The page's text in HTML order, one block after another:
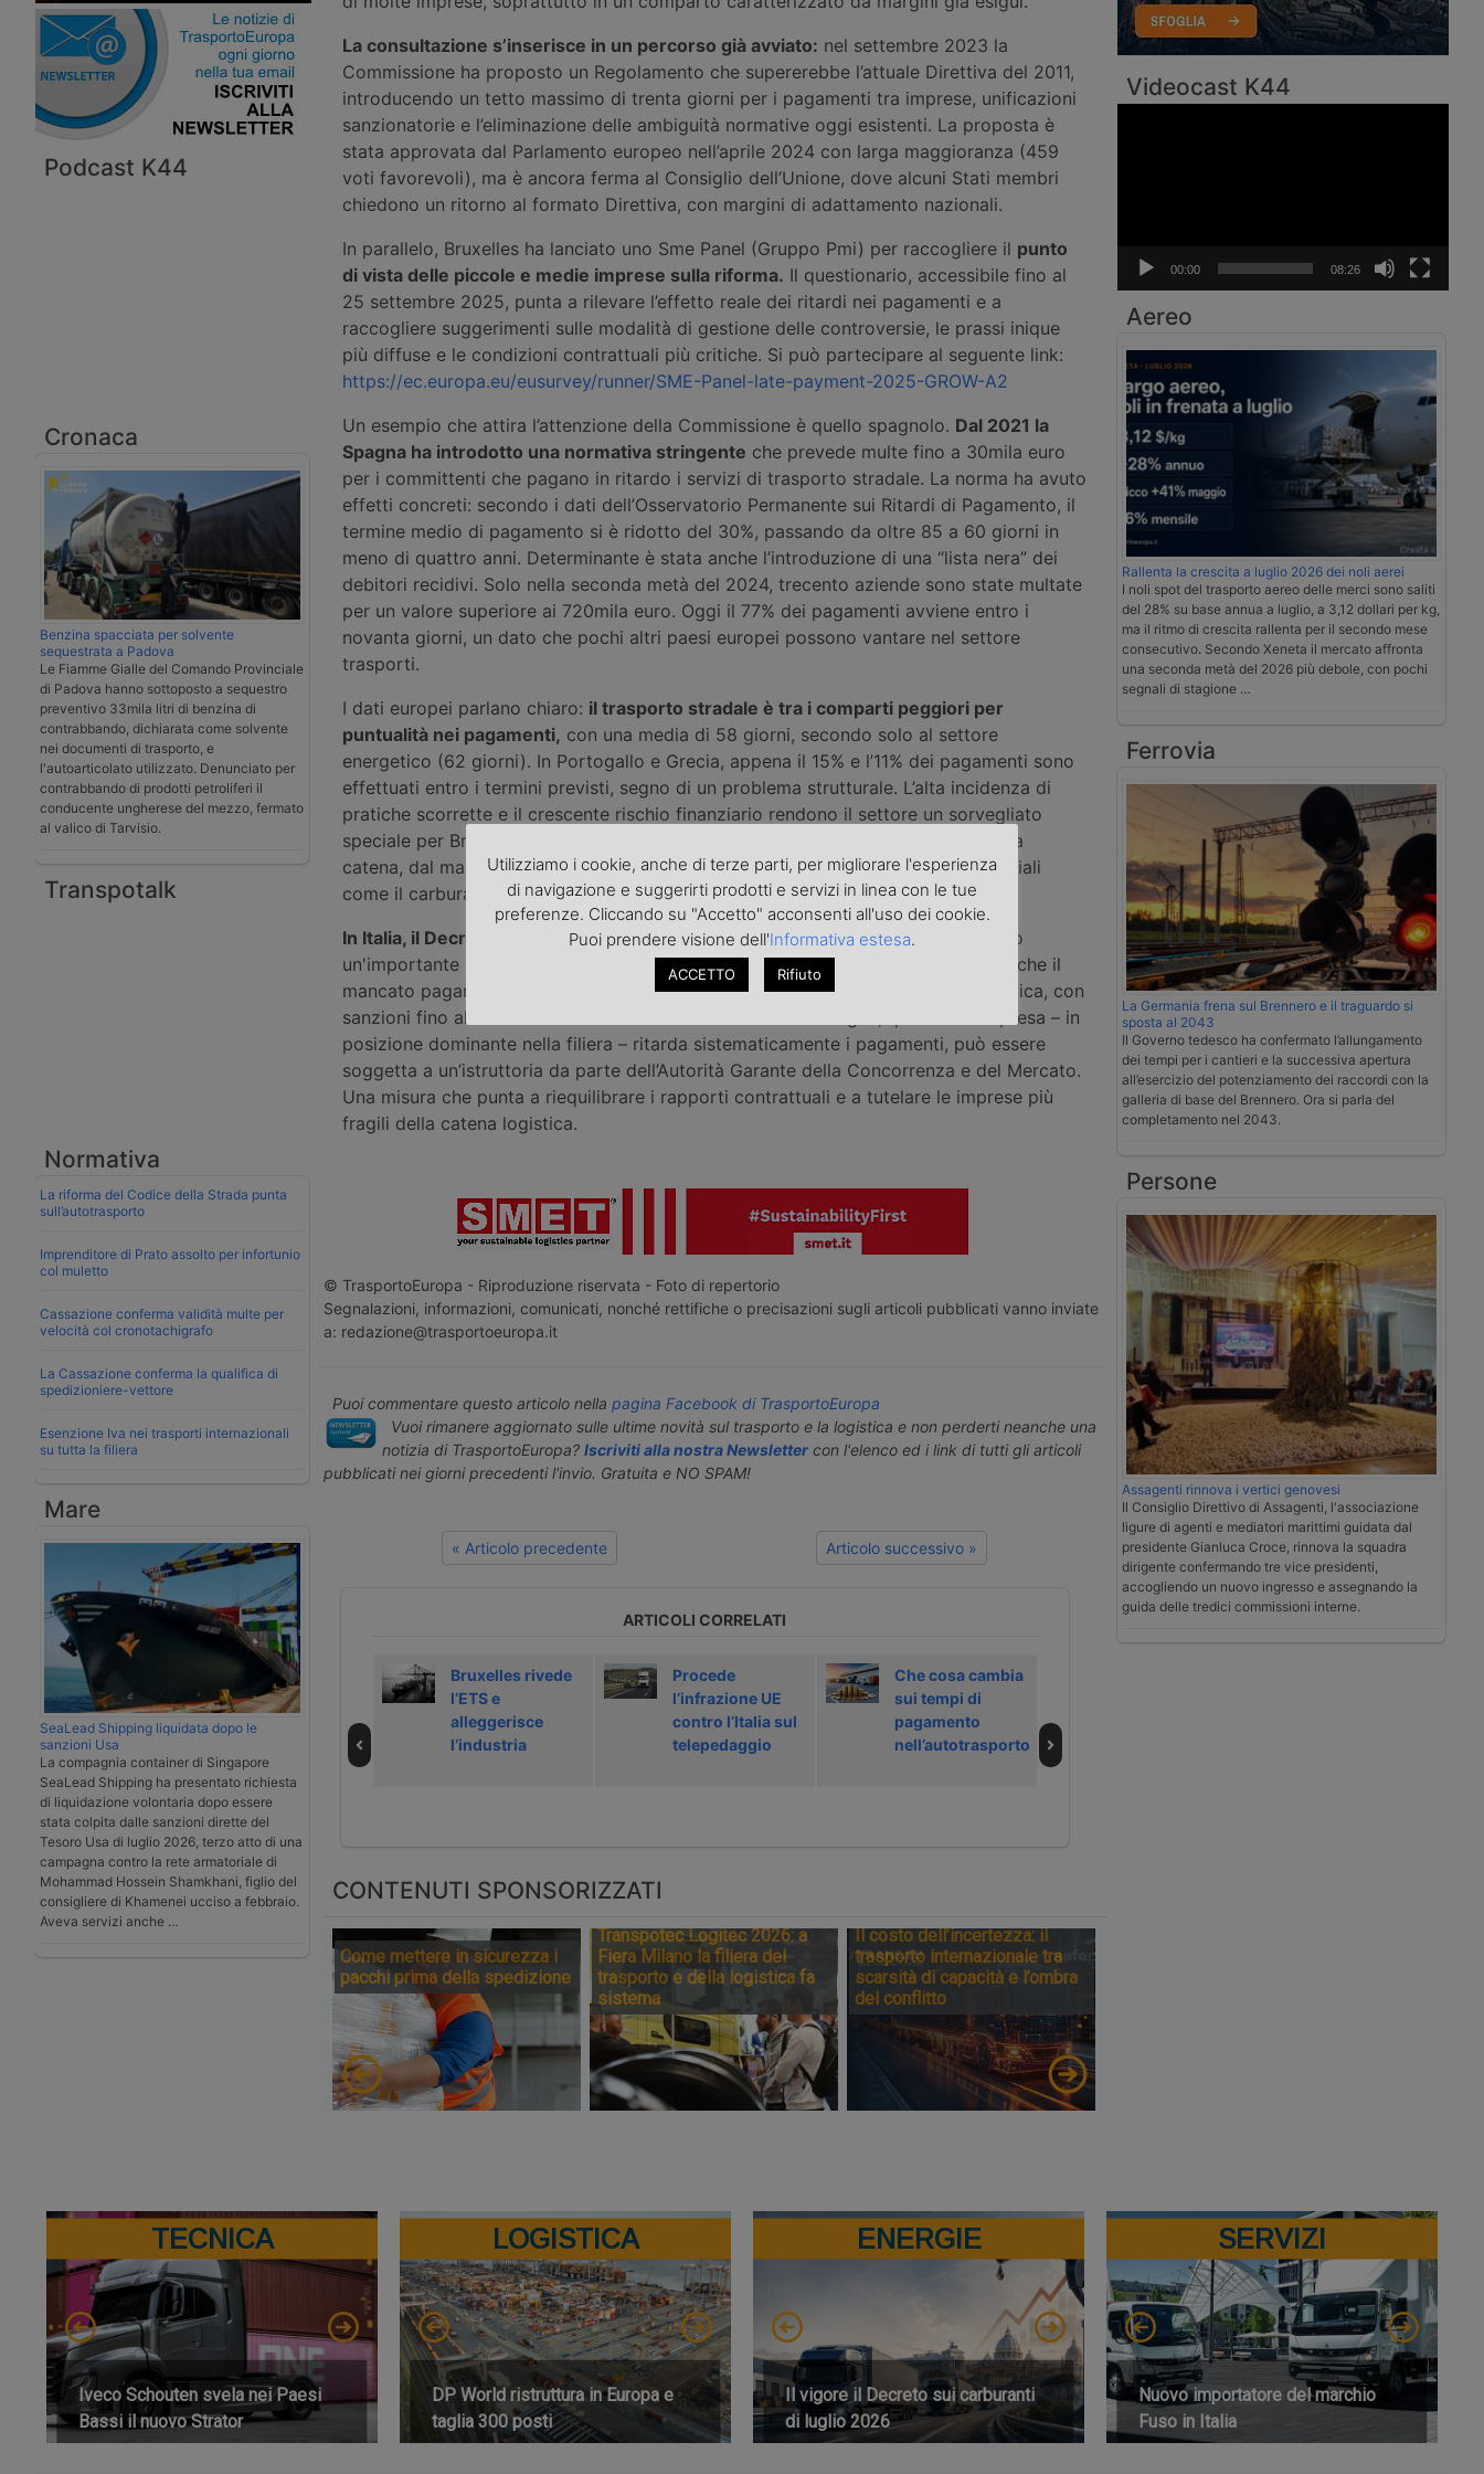
Podcast K44
Cronaca
Benzina spacciata per solvente
sequestrata a Padova
Le Fiamme Gialle del Comando Provinciale
di Padova hanno sottoposto a sequestro
preventivo 33mila litri di benzina di
contrabbando, dichiarata come solvente
nei documenti di trasporto, e
l'autoarticolato utilizzato. Denunciato per
contrabbando di prodotti petroliferi il
conducente ungherese del mezzo, fermato
al valico di Tarvisio.
Transpotalk
Normativa
La riforma del Codice della Strada punta
sull’autotrasporto
Imprenditore di Prato assolto per infortunio
col muletto
Cassazione conferma validità multe per
velocità col cronotachigrafo
La Cassazione conferma la qualifica di
spedizioniere-vettore
Esenzione Iva nei trasporti internazionali
su tutta la filiera
Mare
SeaLead Shipping liquidata dopo le
sanzioni Usa
La compagnia container di Singapore
SeaLead Shipping ha presentato richiesta
di liquidazione volontaria dopo essere
stata colpita dalle sanzioni dirette del
Tesoro Usa di luglio 2026, terzo atto di una
campagna contro la rete armatoriale di
Mohammad Hossein Shamkhani, figlio del
consigliere di Khamenei ucciso a febbraio.
Aveva servizi anche …
La consultazione s’inserisce in un percorso già avviato: nel settembre 2023 la
Commissione ha proposto un Regolamento che supererebbe l’attuale Direttiva del 2011,
introducendo un tetto massimo di trenta giorni per i pagamenti tra imprese, unificazioni
sanzionatorie e l’eliminazione delle ambiguità normative oggi esistenti. La proposta è
stata approvata dal Parlamento europeo nell’aprile 2024 con larga maggioranza (459
voti favorevoli), ma è ancora ferma al Consiglio dell’Unione, dove alcuni Stati membri
chiedono un ritorno al formato Direttiva, con margini di adattamento nazionali.
In parallelo, Bruxelles ha lanciato uno Sme Panel (Gruppo Pmi) per raccogliere il punto
di vista delle piccole e medie imprese sulla riforma. Il questionario, accessibile fino al
25 settembre 2025, punta a rilevare l’effetto reale dei ritardi nei pagamenti e a
raccogliere suggerimenti sulle modalità di gestione delle controversie, le prassi inique
più diffuse e le condizioni contrattuali più critiche. Si può partecipare al seguente link:
https://ec.europa.eu/eusurvey/runner/SME-Panel-late-payment-2025-GROW-A2
Un esempio che attira l’attenzione della Commissione è quello spagnolo. Dal 2021 la
Spagna ha introdotto una normativa stringente che prevede multe fino a 30mila euro
per i committenti che pagano in ritardo i servizi di trasporto stradale. La norma ha avuto
effetti concreti: secondo i dati dell’Osservatorio Permanente sui Ritardi di Pagamento, il
termine medio di pagamento si è ridotto del 30%, passando da oltre 85 a 60 giorni in
meno di quattro anni. Determinante è stata anche l’introduzione di una “lista nera” dei
debitori recidivi. Solo nella seconda metà del 2024, trecento aziende sono state multate
per un valore superiore ai 720mila euro. Oggi il 77% dei pagamenti avviene entro i
novanta giorni, un dato che pochi altri paesi europei possono vantare nel settore
trasporti.
I dati europei parlano chiaro: il trasporto stradale è tra i comparti peggiori per
puntualità nei pagamenti, con una media di 58 giorni, secondo solo al settore
energetico (62 giorni). In Portogallo e Grecia, appena il 15% e l’11% dei pagamenti sono
effettuati entro i termini previsti, segno di un problema strutturale. L’alta incidenza di
pratiche scorrette e il crescente rischio finanziario rendono il settore un sorvegliato
speciale per Bruxelles. Ritardi nei flussi di cassa possono infatti generare effetti a
catena, dal mancato pagamento degli stipendi alla sospensione di servizi essenziali
come il carburante, la manutenzione e i pedaggi.
In Italia, il Decreto Infrastruttureapprovato nel 2025 (DL 73/2025) ha introdotto
un'importante novità. Modificando il Decreto 112/2008, il legislatore ha stabilito che il
mancato pagamento al vettore può configurare un abuso di dipendenza economica, con
sanzioni fino al 10% del fatturato del committente. Nel dettaglio, quando un’impresa – in
posizione dominante nella filiera – ritarda sistematicamente i pagamenti, può essere
soggetta a un’istruttoria da parte dell’Autorità Garante della Concorrenza e del Mercato.
Una misura che punta a riequilibrare i rapporti contrattuali e a tutelare le imprese più
fragili della catena logistica.
© TrasportoEuropa - Riproduzione riservata - Foto di repertorio
Segnalazioni, informazioni, comunicati, nonché rettifiche o precisazioni sugli articoli pubblicati vanno inviate
a: redazione@trasportoeuropa.it
Puoi commentare questo articolo nella pagina Facebook di TrasportoEuropa
Vuoi rimanere aggiornato sulle ultime novità sul trasporto e la logistica e non perderti neanche una
notizia di TrasportoEuropa? Iscriviti alla nostra Newslettercon l'elenco ed i link di tutti gli articoli
pubblicati nei giorni precedenti l'invio. Gratuita e NO SPAM!
« Articolo precedente Articolo successivo »
ARTICOLI CORRELATI
Ministero
Trasporti avvia
confronto con UE
su tasse porti
UE richiama
l’Italia sulle tasse
alle Autorità
Bruxelles rivede
l’ETS e
alleggerisce
l’industria
Procede
l’infrazione UE
contro l’Italia sul
telepedaggio
Che cosa cambia
sui tempi di
pagamento
nell’autotrasporto
CONTENUTI SPONSORIZZATI
Come mettere in sicurezza i
pacchi prima della spedizione
Transpotec Logitec 2026: a
Fiera Milano la filiera del
trasporto e della logistica fa
sistema
Il costo dell’incertezza: il
trasporto internazionale tra
scarsità di capacità e l’ombra
del conflitto
Videocast K44
00:00 08:26
Aereo
Rallenta la crescita a luglio 2026 dei noli aerei
I noli spot del trasporto aereo delle merci sono saliti
del 28% su base annua a luglio, a 3,12 dollari per kg,
ma il ritmo di crescita rallenta per il secondo mese
consecutivo. Secondo Xeneta il mercato affronta
una seconda metà del 2026 più debole, con pochi
segnali di stagione …
Ferrovia
La Germania frena sul Brennero e il traguardo si
sposta al 2043
Il Governo tedesco ha confermato l’allungamento
dei tempi per i cantieri e la successiva apertura
all’esercizio del potenziamento dei raccordi con la
galleria di base del Brennero. Ora si parla del
completamento nel 2043.
Persone
Assagenti rinnova i vertici genovesi
Il Consiglio Direttivo di Assagenti, l'associazione
ligure di agenti e mediatori marittimi guidata dal
presidente Gianluca Croce, rinnova la squadra
dirigente confermando tre vice presidenti,
accogliendo un nuovo ingresso e assegnando la
guida delle tredici commissioni interne.
TECNICA
Iveco Schouten svela nei Paesi
Bassi il nuovo Strator
LOGISTICA
DP World ristruttura in Europa e
taglia 300 posti
ENERGIE
Il vigore il Decreto sui carburanti
di luglio 2026
SERVIZI
Nuovo importatore del marchio
Fuso in Italia
Utilizziamo i cookie, anche di terze parti, per migliorare l'esperienza
di navigazione e suggerirti prodotti e servizi in linea con le tue
preferenze. Cliccando su "Accetto" acconsenti all'uso dei cookie.
Puoi prendere visione dell'Informativa estesa.
ACCETTO Rifiuto